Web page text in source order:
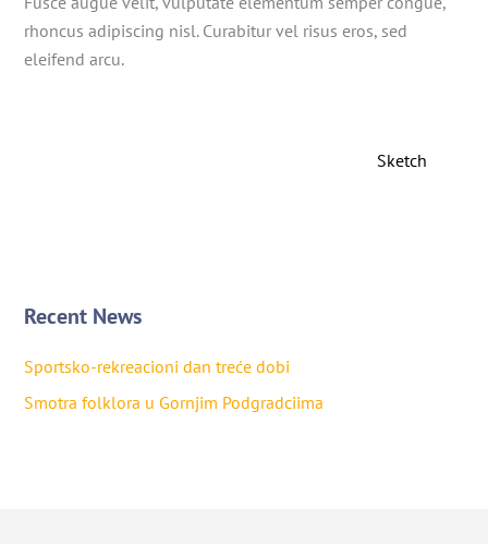
rhoncus adipiscing nisl. Curabitur vel risus eros, sed
eleifend arcu.
Sketch
Recent News
Sportsko-rekreacioni dan treće dobi
Smotra folklora u Gornjim Podgradciima